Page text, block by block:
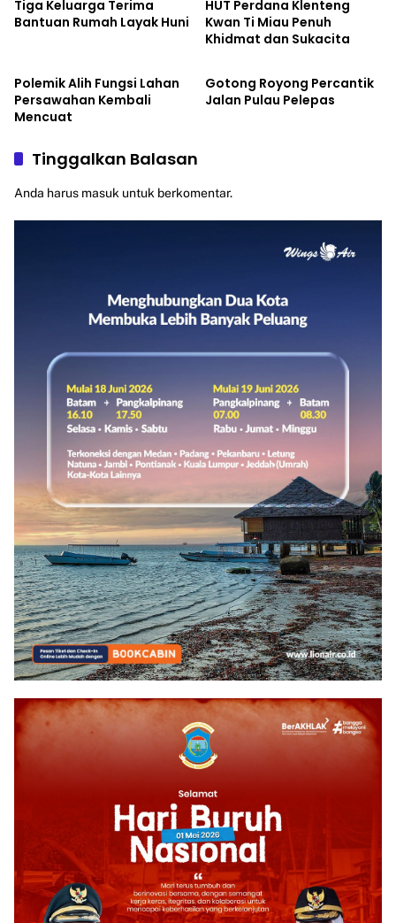
Tiga Keluarga Terima
Bantuan Rumah Layak Huni
HUT Perdana Klenteng
Kwan Ti Miau Penuh
Khidmat dan Sukacita
Polemik Alih Fungsi Lahan
Persawahan Kembali
Mencuat
HEADLINE
Gotong Royong Percantik
Jalan Pulau Pelepas
Tinggalkan Balasan
Anda harus masuk untuk berkomentar.